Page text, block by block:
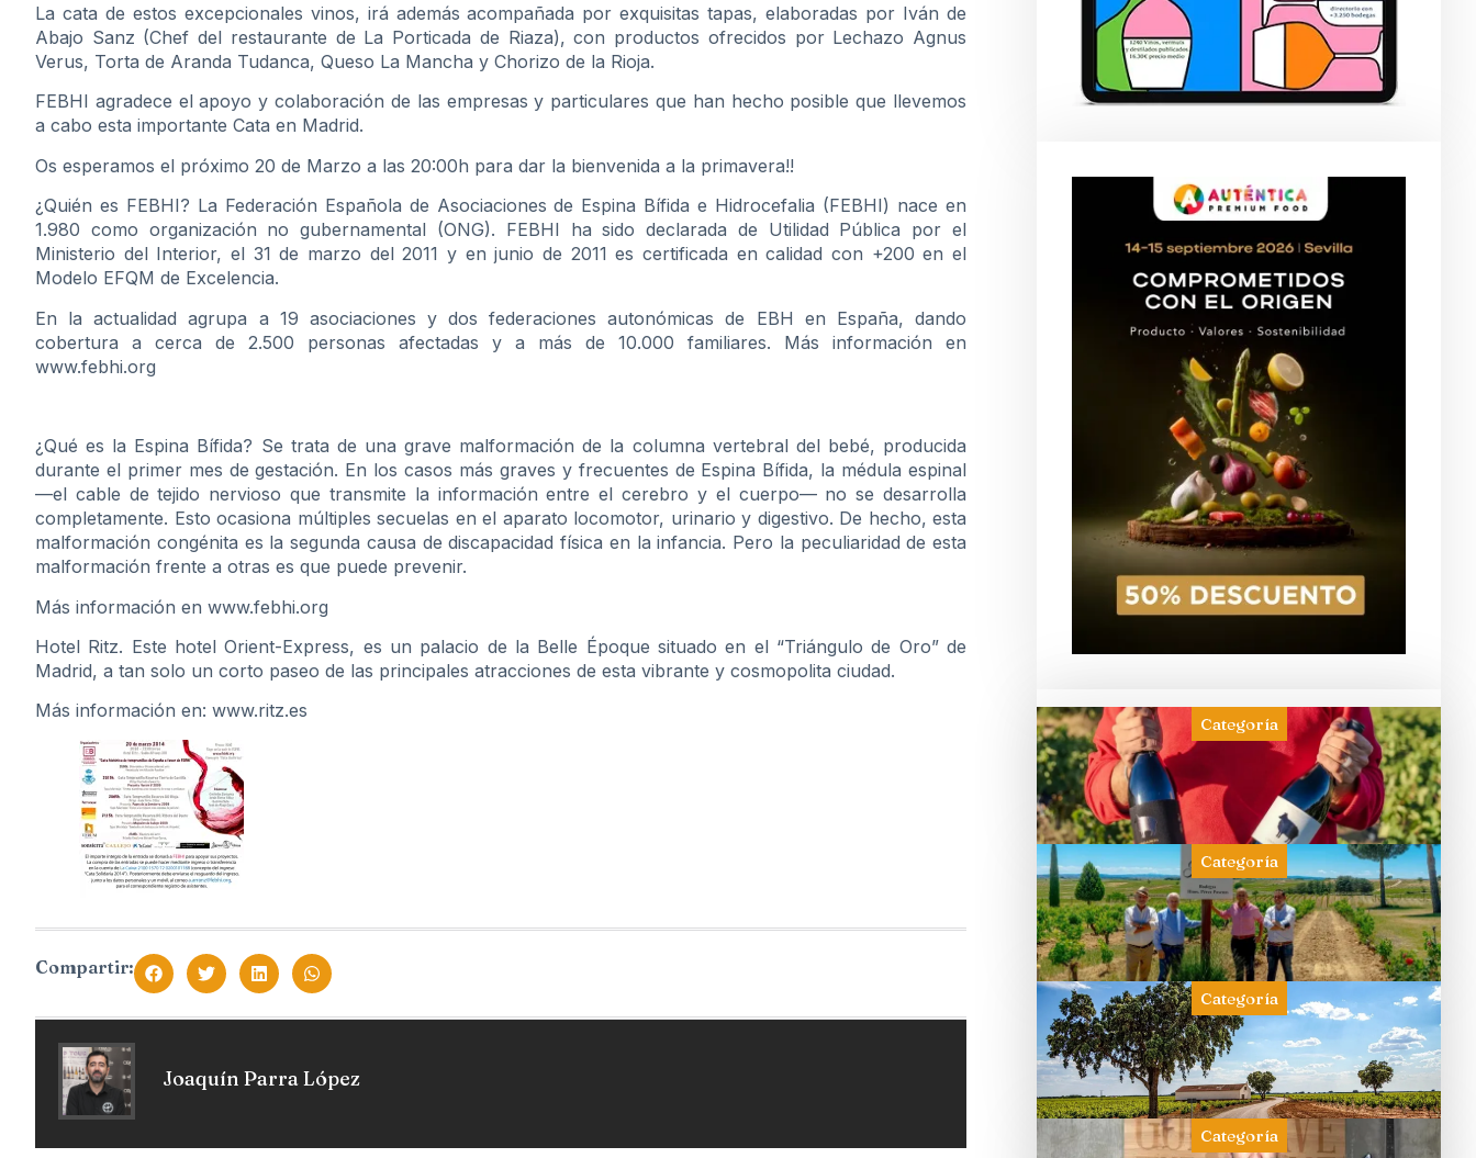
La cata de estos excepcionales vinos, irá además acompañada por exquisitas tapas, elaboradas por Iván de
Abajo Sanz (Chef del restaurante de La Porticada de Riaza), con productos ofrecidos por Lechazo Agnus
Verus, Torta de Aranda Tudanca, Queso La Mancha y Chorizo de la Rioja.
FEBHI agradece el apoyo y colaboración de las empresas y particulares que han hecho posible que llevemos
a cabo esta importante Cata en Madrid.
Os esperamos el próximo 20 de Marzo a las 20:00h para dar la bienvenida a la primavera!!
¿Quién es FEBHI? La Federación Española de Asociaciones de Espina Bífida e Hidrocefalia (FEBHI) nace en
1.980 como organización no gubernamental (ONG). FEBHI ha sido declarada de Utilidad Pública por el
Ministerio del Interior, el 31 de marzo del 2011 y en junio de 2011 es certificada en calidad con +200 en el
Modelo EFQM de Excelencia.
En la actualidad agrupa a 19 asociaciones y dos federaciones autonómicas de EBH en España, dando
cobertura a cerca de 2.500 personas afectadas y a más de 10.000 familiares. Más información en
www.febhi.org
¿Qué es la Espina Bífida? Se trata de una grave malformación de la columna vertebral del bebé, producida
durante el primer mes de gestación. En los casos más graves y frecuentes de Espina Bífida, la médula espinal
—el cable de tejido nervioso que transmite la información entre el cerebro y el cuerpo— no se desarrolla
completamente. Esto ocasiona múltiples secuelas en el aparato locomotor, urinario y digestivo. De hecho, esta
malformación congénita es la segunda causa de discapacidad física en la infancia. Pero la peculiaridad de esta
malformación frente a otras es que puede prevenir.
Más información en www.febhi.org
Hotel Ritz. Este hotel Orient-Express, es un palacio de la Belle Époque situado en el “Triángulo de Oro” de
Madrid, a tan solo un corto paseo de las principales atracciones de esta vibrante y cosmopolita ciudad.
Más información en: www.ritz.es
Compartir:
Joaquín Parra López
Categoría
Categoría
Categoría
Categoría